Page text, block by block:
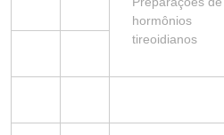
hormônios
tireoidianos